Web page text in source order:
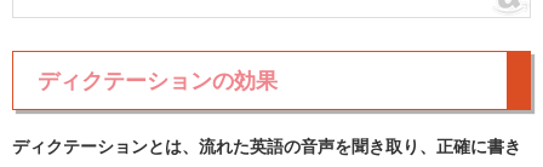
ディクテーションの効果
ディクテーションとは、流れた英語の音声を聞き取り、正確に書き